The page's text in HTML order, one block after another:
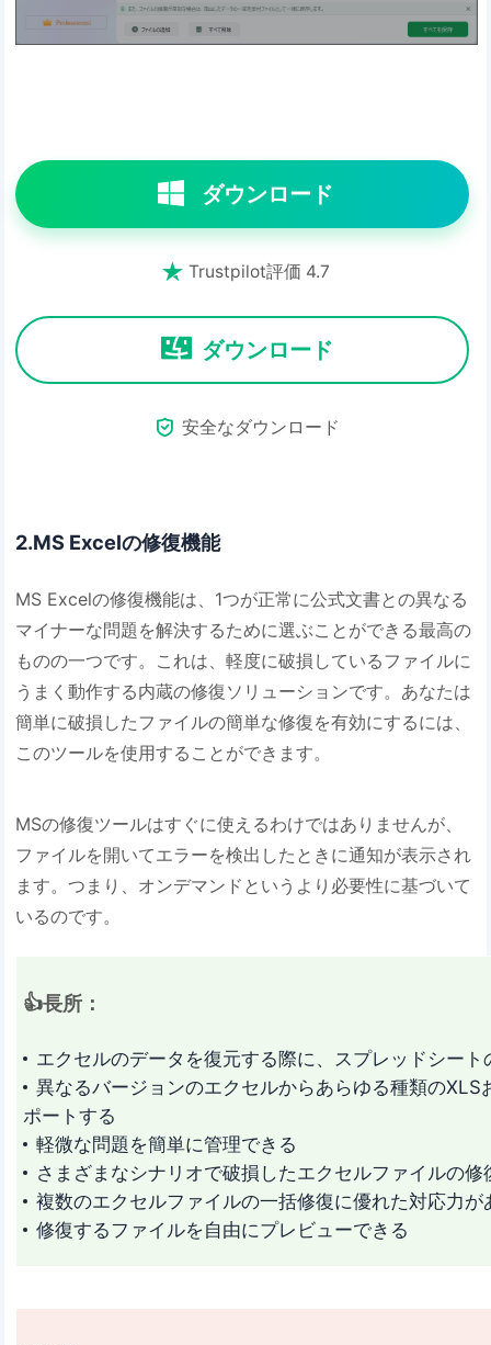
ダウンロード
 Trustpilot評価 4.7
ダウンロード
 安全なダウンロード
2.MS Excelの修復機能
MS Excelの修復機能は、1つが正常に公式文書との異なる
マイナーな問題を解決するために選ぶことができる最高の
ものの一つです。これは、軽度に破損しているファイルに
うまく動作する内蔵の修復ソリューションです。あなたは
簡単に破損したファイルの簡単な修復を有効にするには、
このツールを使用することができます。
MSの修復ツールはすぐに使えるわけではありませんが、
ファイルを開いてエラーを検出したときに通知が表示され
ます。つまり、オンデマンドというより必要性に基づいて
いるのです。
👍長所：
エクセルのデータを復元する際に、スプレッドシー
異なるバージョンのエクセルからあらゆる種類の
ポートする
軽微な問題を簡単に管理できる
さまざまなシナリオで破損したエクセルファイルの修
複数のエクセルファイルの一括修復に優れた対応力が
修復するファイルを自由にプレビューできる